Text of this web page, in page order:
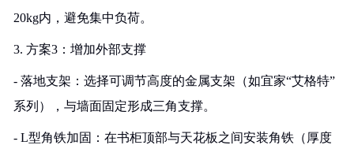
20kg内，避免集中负荷。
3. 方案3：增加外部支撑
- 落地支架：选择可调节高度的金属支架（如宜家“艾格特”
系列），与墙面固定形成三角支撑。
- L型角铁加固：在书柜顶部与天花板之间安装角铁（厚度